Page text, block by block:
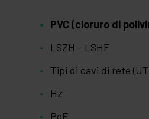
PVC (cloruro di
LSZH - LSHF
Tipi di cavi di rete
Hz
PoE